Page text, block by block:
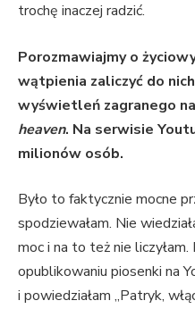
trochę inaczej radzić.
Porozmawiajmy o
wątpienia zaliczyć do
wyświetleń zagranego
heaven. Na serwisie
milionów osób.
Było to faktycznie mocne
spodziewałam. Nie
moc i na to też nie
opublikowaniu piosenki na
i powiedziałam „Patryk,